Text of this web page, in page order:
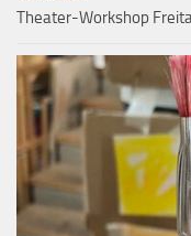
Theater-Workshop